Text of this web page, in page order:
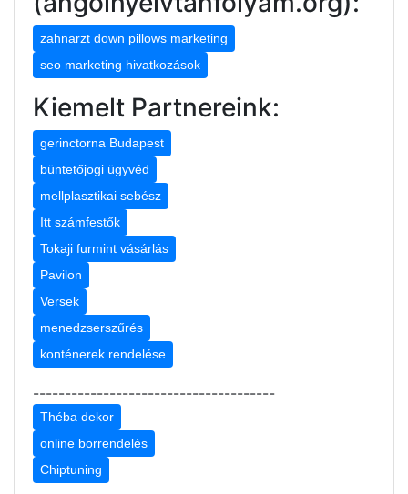
zahnarzt down pillows marketing
seo marketing hivatkozások
Kiemelt Partnereink:
gerinctorna Budapest
büntetőjogi ügyvéd
mellplasztikai sebész
Itt számfestők
Tokaji furmint vásárlás
Pavilon
Versek
menedzserszűrés
konténerek rendelése
--------------------------------------
Théba dekor
online borrendelés
Chiptuning